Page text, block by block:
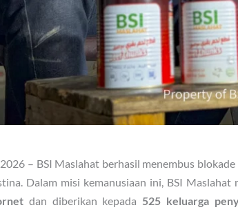
– BSI Maslahat berhasil menembus
Dalam misi kemanusiaan ini, BSI Maslahat
dan diberikan kepada 525 keluarga